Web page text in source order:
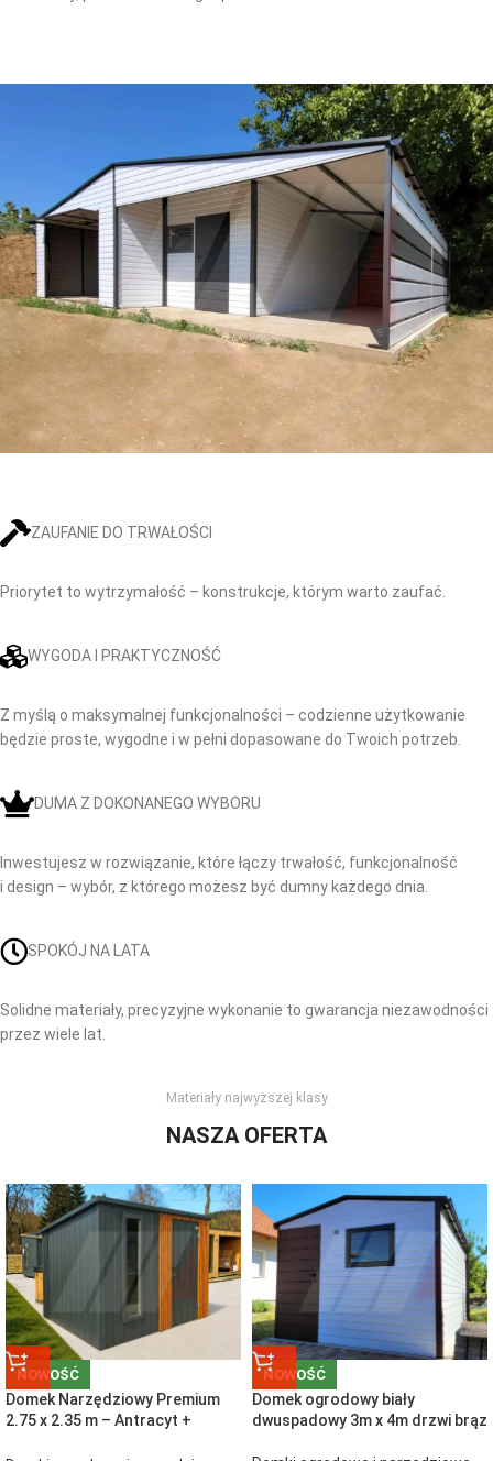
ZAUFANIE DO TRWAŁOŚCI
Priorytet to wytrzymałość – konstrukcje, którym warto zaufać.
WYGODA I PRAKTYCZNOŚĆ
Z myślą o maksymalnej funkcjonalności – codzienne użytkowanie
będzie proste, wygodne i w pełni dopasowane do Twoich potrzeb.
DUMA Z DOKONANEGO WYBORU
Inwestujesz w rozwiązanie, które łączy trwałość, funkcjonalność
i design – wybór, z którego możesz być dumny każdego dnia.
SPOKÓJ NA LATA
Solidne materiały, precyzyjne wykonanie to gwarancja niezawodności
przez wiele lat.
Materiały najwyższej klasy
NASZA OFERTA
NOWOŚĆ
Domek Narzędziowy Premium
2.75 x 2.35 m – Antracyt +
NOWOŚĆ
Domek ogrodowy biały
dwuspadowy 3m x 4m drzwi brąz